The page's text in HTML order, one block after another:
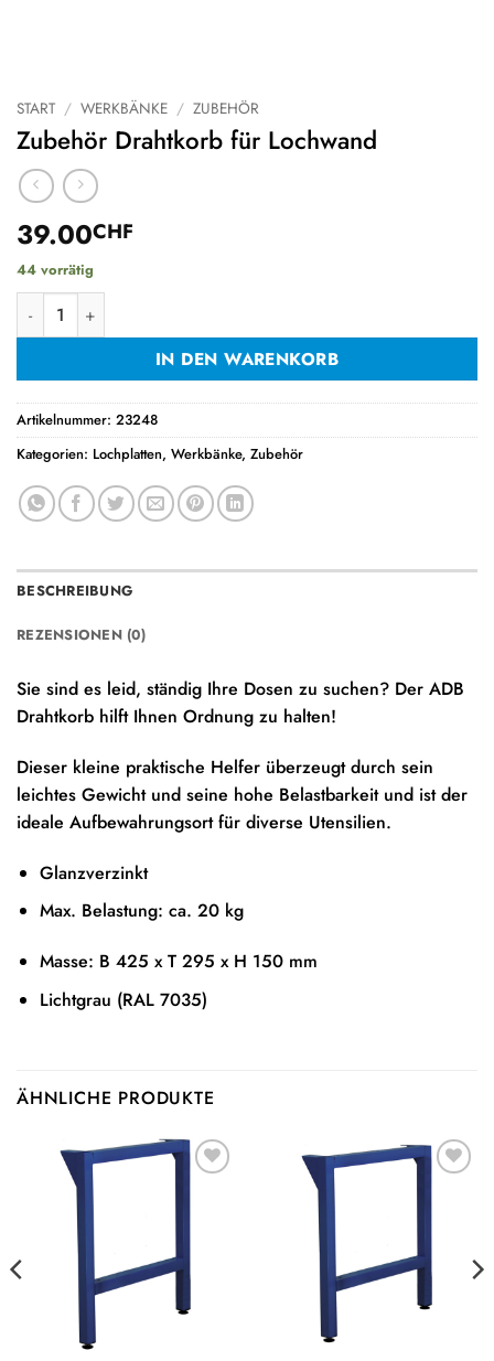
START / WERKBÄNKE / ZUBEHÖR
Zubehör Drahtkorb für Lochwand
39.00CHF
44 vorrätig
Zubehör Drahtkorb für Lochwand Menge
IN DEN WARENKORB
Artikelnummer: 23248
Kategorien: Lochplatten, Werkbänke, Zubehör
BESCHREIBUNG
REZENSIONEN (0)
Sie sind es leid, ständig Ihre Dosen zu suchen? Der ADB
Drahtkorb hilft Ihnen Ordnung zu halten!
Dieser kleine praktische Helfer überzeugt durch sein
leichtes Gewicht und seine hohe Belastbarkeit und ist der
ideale Aufbewahrungsort für diverse Utensilien.
Glanzverzinkt
Max. Belastung: ca. 20 kg
Masse: B 425 x T 295 x H 150 mm
Lichtgrau (RAL 7035)
ÄHNLICHE PRODUKTE